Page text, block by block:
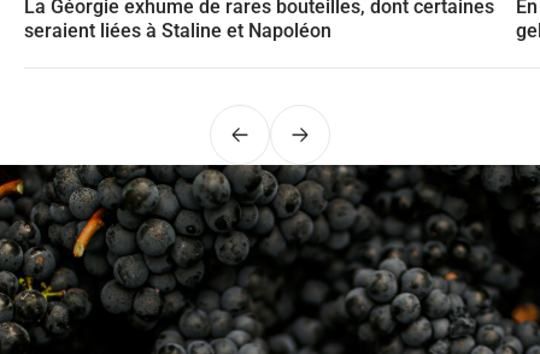
La Géorgie exhume de rares bouteilles, dont certaines
seraient liées à Staline et Napoléon
PrécédentSuivant